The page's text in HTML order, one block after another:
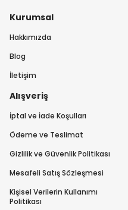
Kurumsal
Hakkımızda
Blog
İletişim
Alışveriş
İptal ve İade Koşulları
Ödeme ve Teslimat
Gizlilik ve Güvenlik Politikası
Mesafeli Satış Sözleşmesi
Kişisel Verilerin Kullanımı
Politikası